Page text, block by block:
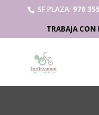
SF PLAZA: 976
TRABAJA